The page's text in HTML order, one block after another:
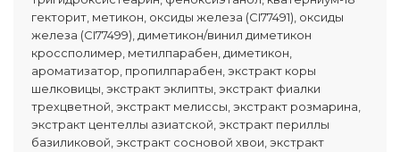
гекторит, метикон, оксиды железа (CI77491), оксиды
железа (CI77499), диметикон/винил диметикон
кроссполимер, метилпарабен, диметикон,
ароматизатор, пропилпарабен, экстракт коры
шелковицы, экстракт эклипты, экстракт фиалки
трехцветной, экстракт мелиссы, экстракт розмарина,
экстракт центеллы азиатской, экстракт периллы
базиликовой, экстракт сосновой хвои, экстракт